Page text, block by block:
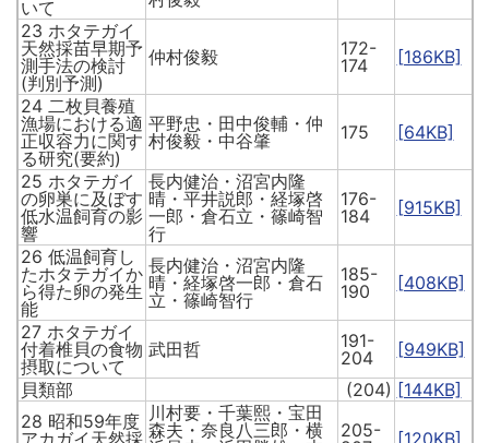
いて
23 ホタテガイ
天然採苗早期予
測手法の検討
(判別予測)
仲村俊毅
172-
174
[186KB]
24 二枚貝養殖
漁場における適
正収容力に関す
る研究(要約)
平野忠・田中俊輔・仲
村俊毅・中谷肇
175 [64KB]
25 ホタテガイ
の卵巣に及ぼす
低水温飼育の影
響
長内健治・沼宮内隆
晴・平井説郎・経塚啓
一郎・倉石立・篠崎智
行
176-
184
[915KB]
26 低温飼育し
たホタテガイか
ら得た卵の発生
能
長内健治・沼宮内隆
晴・経塚啓一郎・倉石
立・篠崎智行
185-
190
[408KB]
27 ホタテガイ
付着椎貝の食物
摂取について
武田哲
191-
204
[949KB]
貝類部
(204) [144KB]
28 昭和59年度
アカガイ天然採
川村要・千葉熙・宝田
森夫・奈良八三郎・横
205-
[120KB]